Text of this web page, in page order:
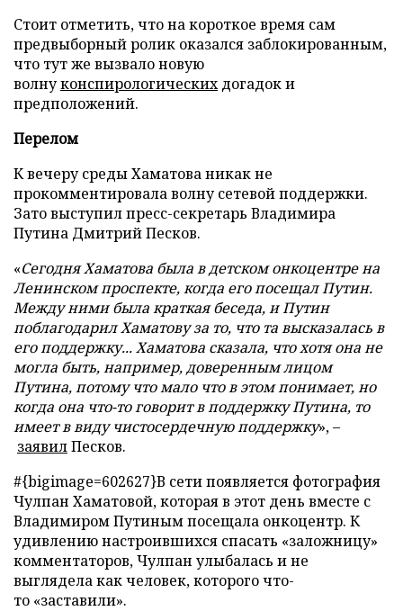
Стоит отметить, что на короткое время сам
предвыборный ролик оказался заблокированным,
что тут же вызвало новую
волнуконспирологических догадок и
предположений.
Перелом
К вечеру среды Хаматова никак не
прокомментировала волну сетевой поддержки.
Зато выступил пресс-секретарь Владимира
Путина Дмитрий Песков.
«Сегодня Хаматова была в детском онкоцентре на
Ленинском проспекте, когда его посещал Путин.
Между ними была краткая беседа, и Путин
поблагодарил Хаматову за то, что та высказалась в
его поддержку... Хаматова сказала, что хотя она не
могла быть, например, доверенным лицом
Путина, потому что мало что в этом понимает, но
когда она что-то говорит в поддержку Путина, то
имеет в виду чистосердечную поддержку», –
заявилПесков.
#{bigimage=602627}В сети появляется фотография
Чулпан Хаматовой, которая в этот день вместе с
Владимиром Путиным посещала онкоцентр. К
удивлению настроившихся спасать «заложницу»
комментаторов, Чулпан улыбалась и не
выглядела как человек, которого что-
то «заставили».